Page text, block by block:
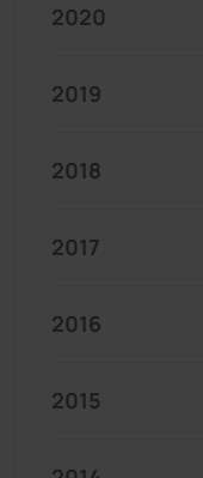
2020
2019
2018
2017
2016
2015